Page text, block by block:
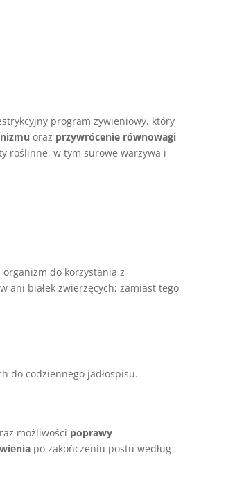
program żywieniowy, który
oraz przywrócenie równowagi
roślinne, w tym surowe warzywa i
organizm do korzystania z
ani białek zwierzęcych; zamiast tego
do codziennego jadłospisu.
możliwości poprawy
po zakończeniu postu według